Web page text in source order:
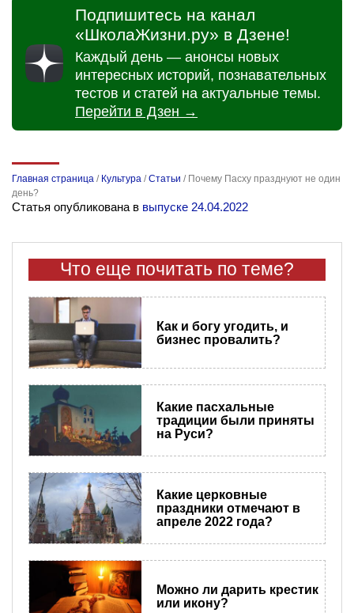
Подпишитесь на канал
«ШколаЖизни.ру» в Дзене!
Каждый день — анонсы новых
интересных историй, познавательных
тестов и статей на актуальные темы.
Перейти в Дзен →
Главная страница / Культура /Статьи / Почему Пасху празднуют не один
день?
Статья опубликована в выпуске 24.04.2022
Что еще почитать по теме?
Как и богу угодить, и
бизнес провалить?
Какие пасхальные
традиции были приняты
на Руси?
Какие церковные
праздники отмечают в
апреле 2022 года?
Можно ли дарить крестик
или икону?